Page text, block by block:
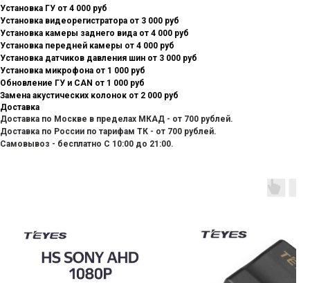
Установка ГУ от 4 000 руб
Установка видеорегистратора от 3 000 руб
Установка камеры заднего вида от 4 000 руб
Установка передней камеры от 4 000 руб
Установка датчиков давления шин от 3 000 руб
Установка микрофона от 1 000 руб
Обновление ГУ и CAN от 1 000 руб
Замена акустических колонок от 2 000 руб
Доставка
Доставка по Москве в пределах МКАД - от 700 рублей.
Доставка по России по тарифам ТК - от 700 рублей.
Самовывоз - бесплатно С 10:00 до 21:00.